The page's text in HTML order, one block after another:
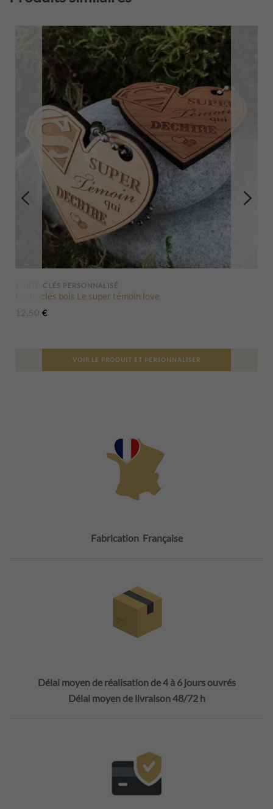
PORTE-CLÉS PERSONNALISÉ
Porte-clés bois Le super témoin love
€
VOIR LE PRODUIT ET PERSONNALISER
Fabrication Française
Délai moyen de réalisation de 4 à 6 jours ouvrés
Délai moyen de livraison 48/72 h